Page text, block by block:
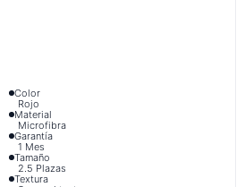
Color
Rojo
Material
Microfibra
Garantía
1 Mes
Tamaño
2.5 Plazas
Textura